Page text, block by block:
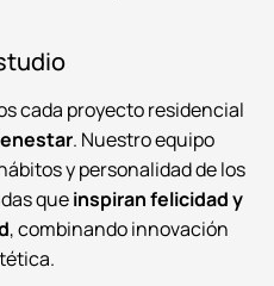
cada proyecto residencial
. Nuestro equipo
y personalidad de los
queinspiran felicidad y
, combinando innovación